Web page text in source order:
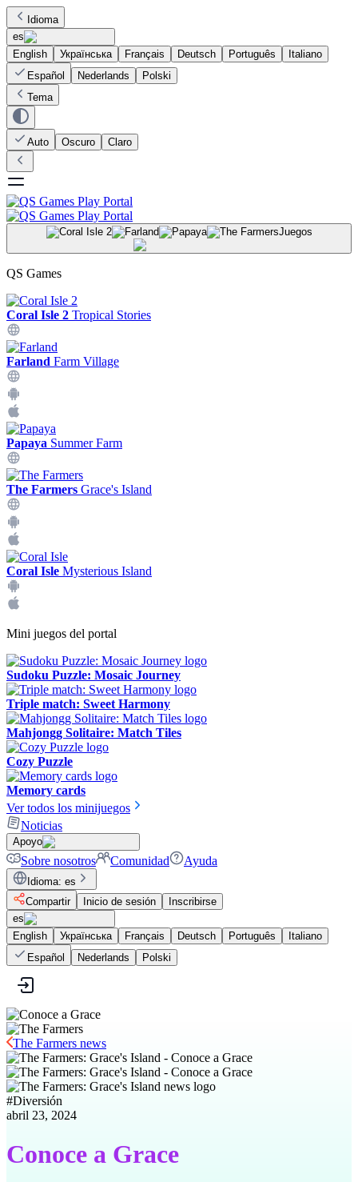
Idioma
es
English
Українська Français Deutsch Português
Italiano
Español
Nederlands
Polski
Tema
Auto Oscuro Claro
Juegos
QS Games
Coral Isle 2 Tropical Stories
Farland Farm Village
Papaya Summer Farm
The Farmers Grace's Island
Coral Isle Mysterious Island
Mini juegos del portal
Sudoku Puzzle: Mosaic Journey
Triple match: Sweet Harmony
Mahjongg Solitaire: Match Tiles
Cozy Puzzle
Memory cards
Ver todos los minijuegos
Noticias
Apoyo
Sobre nosotros Comunidad Ayuda
Idioma: es
Compartir
Inicio de sesión
Inscribirse
es
English
Українська Français Deutsch Português
Italiano
Español
Nederlands Polski
The Farmers news
#Diversión
abril 23, 2024
Conoce a Grace